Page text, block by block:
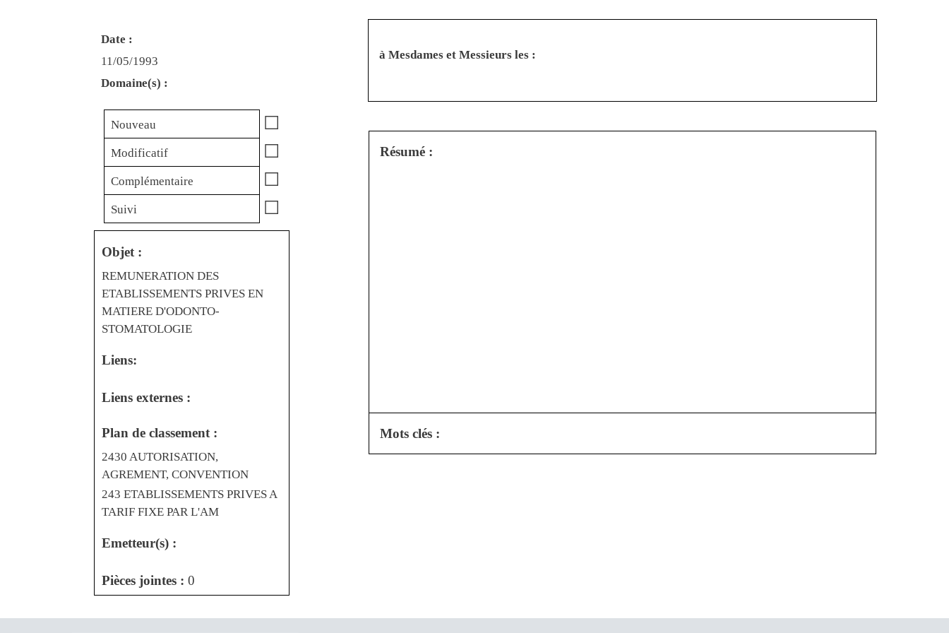
Date :
11/05/1993
Domaine(s) :
à Mesdames et Messieurs les :
Nouveau ☐
Modificatif ☐
Complémentaire ☐
Suivi ☐
Objet :
REMUNERATION DES
ETABLISSEMENTS PRIVES EN
MATIERE D'ODONTO-
STOMATOLOGIE
Liens:
Liens externes :
Plan de classement :
2430 AUTORISATION,
AGREMENT, CONVENTION
243 ETABLISSEMENTS PRIVES A
TARIF FIXE PAR L'AM
Emetteur(s) :
Pièces jointes : 0
Résumé :
Mots clés :